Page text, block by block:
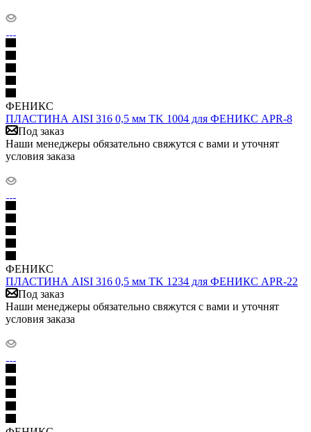
ФЕНИКС
ПЛАСТИНА AISI 316 0,5 мм TK 1004 для ФЕНИКС APR-8
Под заказ
Наши менеджеры обязательно свяжутся с вами и уточнят
условия заказа
ФЕНИКС
ПЛАСТИНА AISI 316 0,5 мм TK 1234 для ФЕНИКС APR-22
Под заказ
Наши менеджеры обязательно свяжутся с вами и уточнят
условия заказа